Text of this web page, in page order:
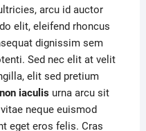
arcu id auctor
elit, eleifend rhoncus
dignissim sem
Sed nec elit at velit
elit sed pretium
non iaculisurna arcu sit
neque euismod
eget eros felis. Cras